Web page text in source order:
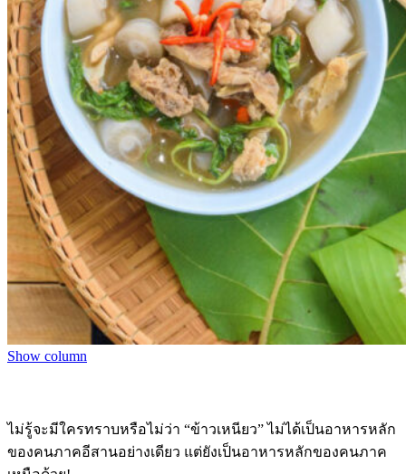
Show column
ไม่รู้จะมีใครทราบหรือไม่ว่า “ข้าวเหนียว” ไม่ได้เป็นอาหารหลัก
ของคนภาคอีสานอย่างเดียว แต่ยังเป็นอาหารหลักของคนภาค